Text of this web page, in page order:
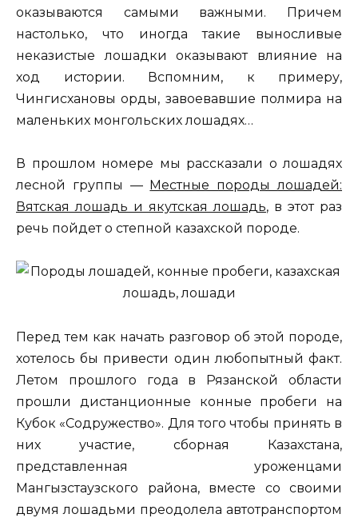
оказываются самыми важными. Причем
настолько, что иногда такие выносливые
неказистые лошадки оказывают влияние на
ход истории. Вспомним, к примеру,
Чингисхановы орды, завоевавшие полмира на
маленьких монгольских лошадях…
В прошлом номере мы рассказали о лошадях
лесной группы — Местные породы лошадей:
Вятская лошадь и якутская лошадь, в этот раз
речь пойдет о степной казахской породе.
Перед тем как начать разговор об этой породе,
хотелось бы привести один любопытный факт.
Летом прошлого года в Рязанской области
прошли дистанционные конные пробеги на
Кубок «Содружество». Для того чтобы принять в
них участие, сборная Казахстана,
представленная уроженцами
Мангызстаузского района, вместе со своими
двумя лошадьми преодолела автотранспортом